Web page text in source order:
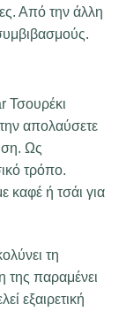
Από την άλλη
Τσουρέκι
απολαύσετε
Ως
τρόπο.
καφέ ή τσάι για
τη
της παραμένει
εξαιρετική